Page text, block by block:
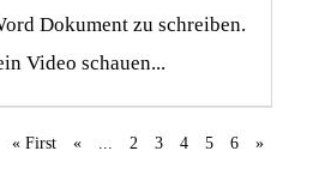
Dokument zu schreiben.
Video schauen...
« First « ... 2 3 4 5 6 »